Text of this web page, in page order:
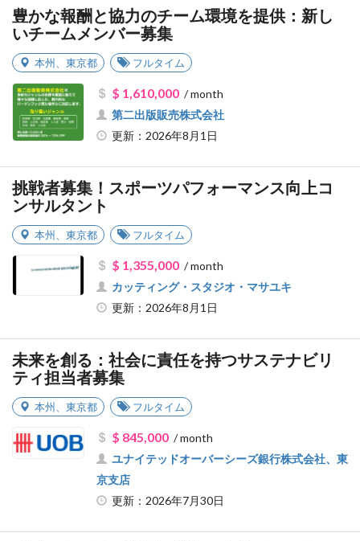
豊かな報酬と協力のチーム環境を提供：新し
いチームメンバー募集
本州 東京都 フルタイム
$ 1,610,000/ month
第二出版販売株式会社
更新：2026年8月1日
挑戦者募集！スポーツパフォーマンス向上コ
ンサルタント
本州 東京都 フルタイム
$ 1,355,000/ month
カッティング・スタジオ・マサユキ
更新：2026年8月1日
未来を創る：社会に責任を持つサステナビリ
ティ担当者募集
本州 東京都 フルタイム
$ 845,000/ month
ユナイテッドオーバーシーズ銀行株式会社、東
京支店
更新：2026年7月30日